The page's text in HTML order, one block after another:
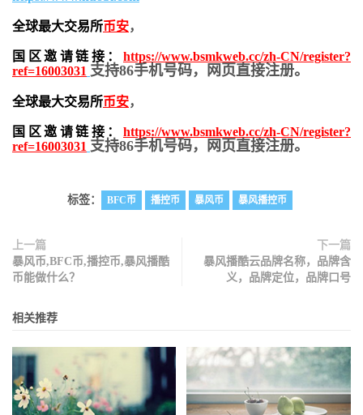
全球最大交易所币安，
国区邀请链接： https://www.bsmkweb.cc/zh-CN/register?
ref=16003031 支持86手机号码，网页直接注册。
全球最大交易所币安，
国区邀请链接： https://www.bsmkweb.cc/zh-CN/register?
ref=16003031 支持86手机号码，网页直接注册。
标签： BFC币 播控币 暴风币 暴风播控币
上一篇
暴风币,BFC币,播控币,暴风播酷
币能做什么？
下一篇
暴风播酷云品牌名称，品牌含
义，品牌定位，品牌口号
相关推荐